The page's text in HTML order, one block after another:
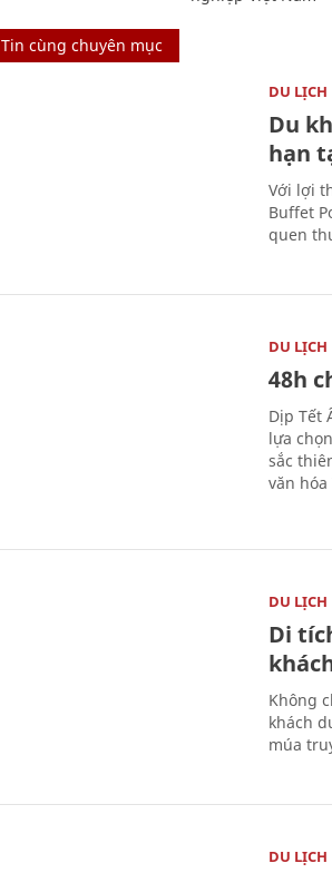
Tin cùng chuyên mục
DU LỊCH
Du
hạn
Với lợi
Buffet
quen
DU LỊCH
48h
Dịp Tết
lựa
sắc
văn
DU LỊCH
Di
Không
khách
múa
DU LỊCH